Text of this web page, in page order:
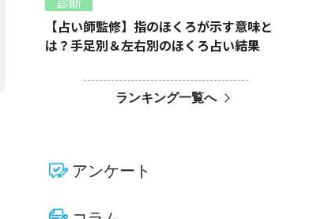
診断
【占い師監修】指のほくろが示す意味と
は？手足別＆左右別のほくろ占い結果
ランキング一覧へ
アンケート